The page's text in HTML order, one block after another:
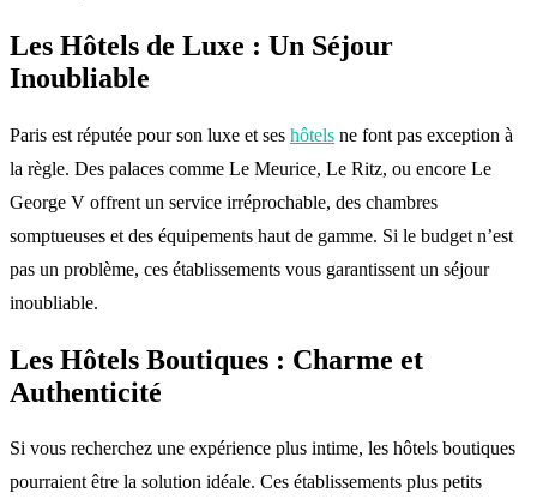
Les Hôtels de Luxe : Un Séjour
Inoubliable
Paris est réputée pour son luxe et ses hôtels ne font pas exception à
la règle. Des palaces comme Le Meurice, Le Ritz, ou encore Le
George V offrent un service irréprochable, des chambres
somptueuses et des équipements haut de gamme. Si le budget n’est
pas un problème, ces établissements vous garantissent un séjour
inoubliable.
Les Hôtels Boutiques : Charme et
Authenticité
Si vous recherchez une expérience plus intime, les hôtels boutiques
pourraient être la solution idéale. Ces établissements plus petits